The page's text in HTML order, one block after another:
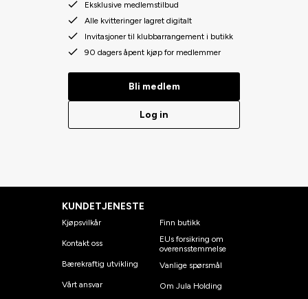
Eksklusive medlemstilbud
Alle kvitteringer lagret digitalt
Invitasjoner til klubbarrangement i butikk
90 dagers åpent kjøp for medlemmer
Bli medlem
Log in
KUNDETJENESTE
Kjøpsvilkår
Kontakt oss
Bærekraftig utvikling
Vårt ansvar
Finn butikk
EUs forsikring om
overensstemmelse
Vanlige spørsmål
Om Jula Holding